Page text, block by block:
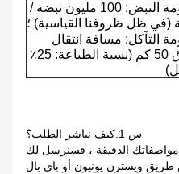
مقاومة النبض: 100 مليون نبضة /
(في ظل ظروفنا القياسية) ؛
التآكل: مسافة انتقال
الورق 50 كم (نسبة الطباعة: 25٪
س 1.كيف نباشر الطلب؟
/ مواصفاتك الدقيقة ، فسنرسل لك
طريق ويسترن يونيون أو باي بال